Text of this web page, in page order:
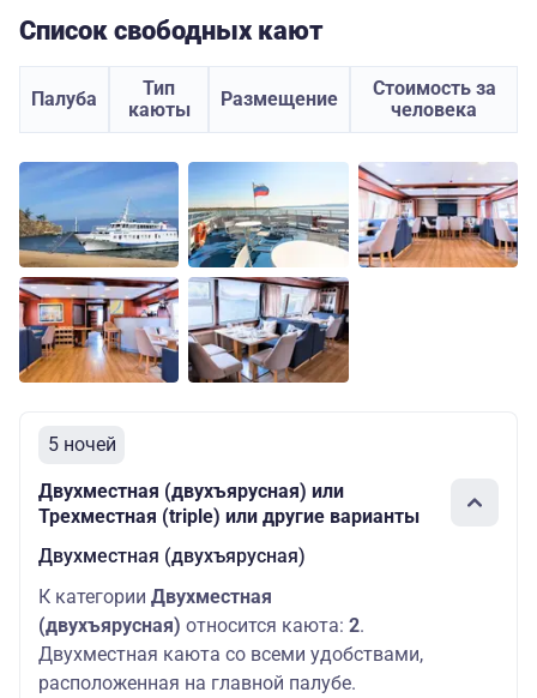
Список свободных кают
Палуба
Тип
каюты
Размещение
Стоимость за
человека
5 ночей
Двухместная (двухъярусная) или
Трехместная (triple) или другие варианты
Двухместная (двухъярусная)
К категории Двухместная
(двухъярусная) относится каюта: 2.
Двухместная каюта со всеми удобствами,
расположенная на главной палубе.